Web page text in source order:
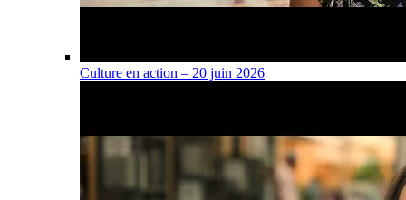
Culture en action – 20 juin 2026